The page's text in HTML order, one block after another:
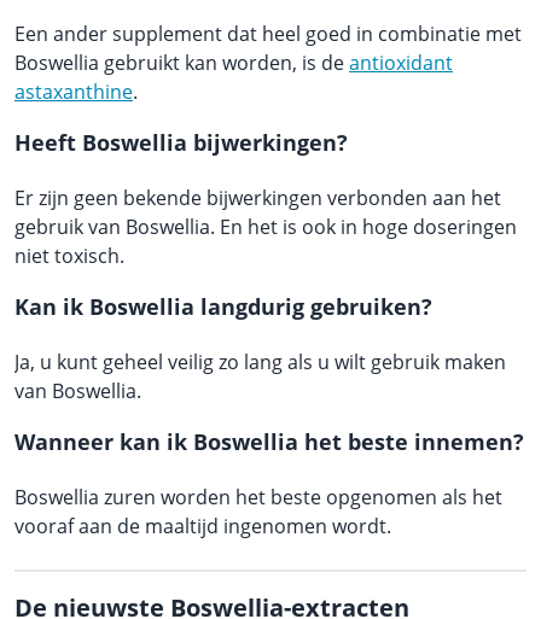
Een ander supplement dat heel goed in combinatie met
Boswellia gebruikt kan worden, is deantioxidant
astaxanthine.
Heeft Boswellia bijwerkingen?
Er zijn geen bekende bijwerkingen verbonden aan het
gebruik van Boswellia. En het is ook in hoge doseringen
niet toxisch.
Kan ik Boswellia langdurig gebruiken?
Ja, u kunt geheel veilig zo lang als u wilt gebruik maken
van Boswellia.
Wanneer kan ik Boswellia het beste innemen?
Boswellia zuren worden het beste opgenomen als het
vooraf aan de maaltijd ingenomen wordt.
De nieuwste Boswellia-extracten